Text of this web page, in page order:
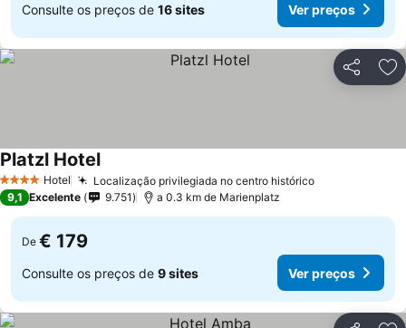
Consulte os preços de 16 sites Ver preços
Partilhar
4 EstrelasHotel Localização privilegiada no centro histórico
Platzl Hotel
9,1 Excelente 9.751 a 0.3 km de Marienplatz
De € 179
Consulte os preços de 9 sites Ver preços